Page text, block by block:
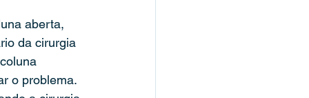
aberta,
da cirurgia
o problema.